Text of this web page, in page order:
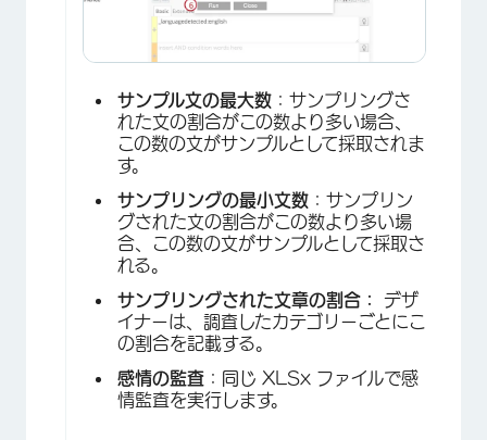
サンプル文の最大数 ：サンプリングさ
れた文の割合がこの数より多い場合、
この数の文がサンプルとして採取されま
す。
サンプリングの最小文数 ：サンプリン
グされた文の割合がこの数より多い場
合、この数の文がサンプルとして採取さ
れる。
サンプリングされた文章の割合： デザ
イナーは、調査したカテゴリーごとにこ
の割合を記載する。
感情の監査 ：同じ XLSx ファイルで感
情監査を実行します。